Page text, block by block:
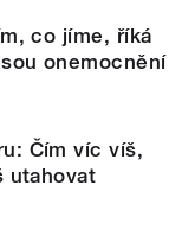
co jíme, říká
onemocnění
Čím víc víš,
utahovat